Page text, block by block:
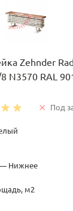
Zehnder
N3570 RAL
Под
Нижнее
м2